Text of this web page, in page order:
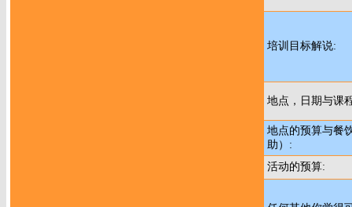
培训目标解说:
地点，日期与课
地点的预算与餐
助）:
活动的预算: